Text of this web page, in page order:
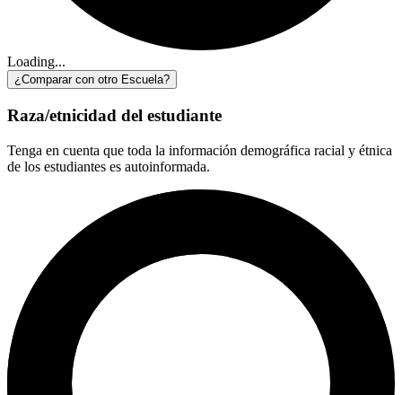
Loading...
¿Comparar con otro Escuela?
Raza/etnicidad del estudiante
Tenga en cuenta que toda la información demográfica racial y étnica
de los estudiantes es autoinformada.